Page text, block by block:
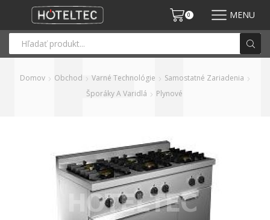
0 MENU
Domov Obchod Varné Technológie
Samostatné Zariadenia
Šporáky A Varidlá
Plynové